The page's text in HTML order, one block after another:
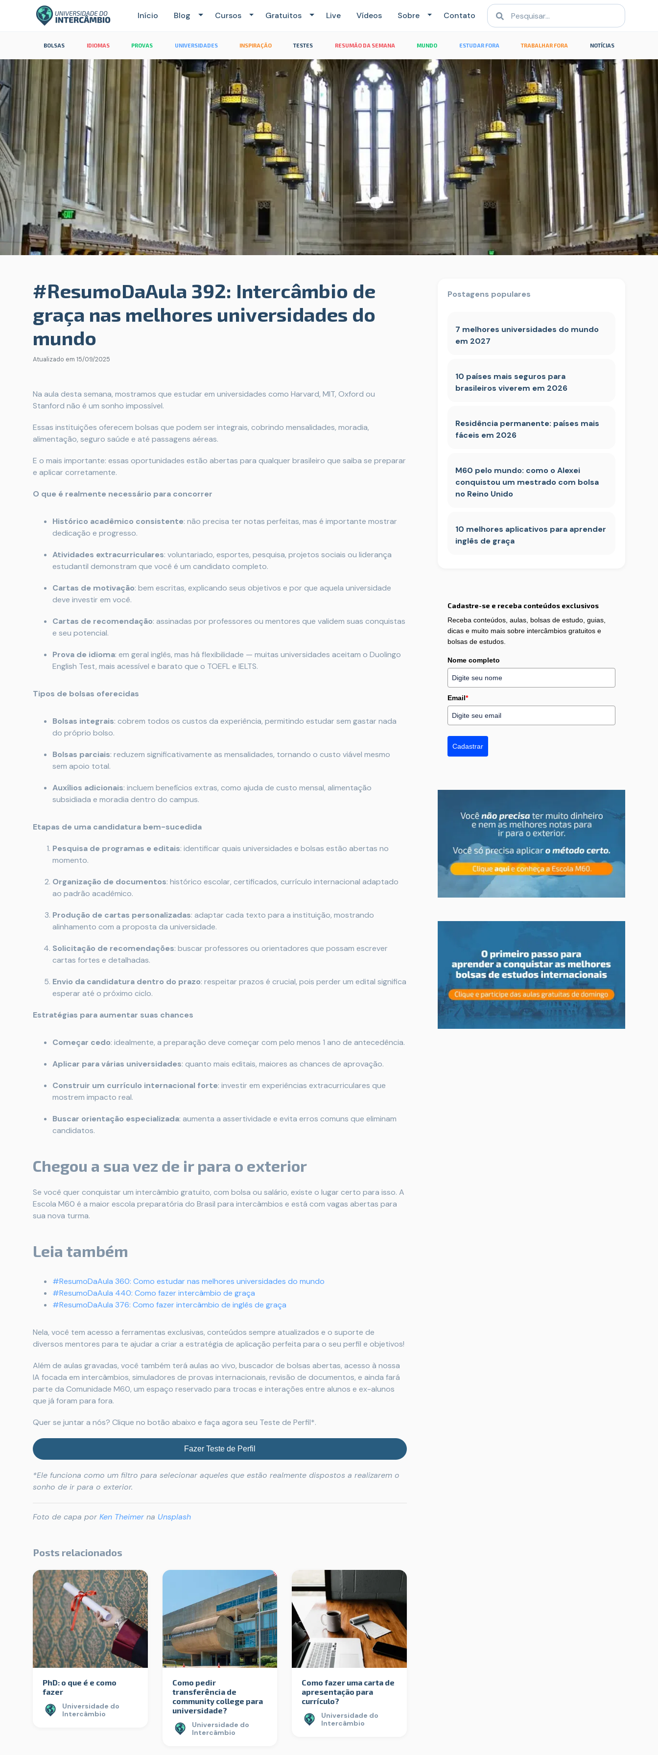
Início Blog Cursos Gratuitos Live Vídeos Sobre Contato
BOLSAS IDIOMAS PROVAS UNIVERSIDADES INSPIRAÇÃO TESTES RESUMÃO DA SEMANA MUNDO ESTUDAR FORA TRABALHAR FORA NOTÍCIAS
#ResumoDaAula 392: Intercâmbio de
graça nas melhores universidades do
mundo
Atualizado em 15/09/2025
Na aula desta semana, mostramos que estudar em universidades como Harvard, MIT, Oxford ou
Stanford não é um sonho impossível.
Essas instituições oferecem bolsas que podem ser integrais, cobrindo mensalidades, moradia,
alimentação, seguro saúde e até passagens aéreas.
E o mais importante: essas oportunidades estão abertas para qualquer brasileiro que saiba se preparar
e aplicar corretamente.
O que é realmente necessário para concorrer
Histórico acadêmico consistente: não precisa ter notas perfeitas, mas é importante mostrar
dedicação e progresso.
Atividades extracurriculares: voluntariado, esportes, pesquisa, projetos sociais ou liderança
estudantil demonstram que você é um candidato completo.
Cartas de motivação: bem escritas, explicando seus objetivos e por que aquela universidade
deve investir em você.
Cartas de recomendação: assinadas por professores ou mentores que validem suas conquistas
e seu potencial.
Prova de idioma: em geral inglês, mas há flexibilidade — muitas universidades aceitam o Duolingo
English Test, mais acessível e barato que o TOEFL e IELTS.
Tipos de bolsas oferecidas
Bolsas integrais: cobrem todos os custos da experiência, permitindo estudar sem gastar nada
do próprio bolso.
Bolsas parciais: reduzem significativamente as mensalidades, tornando o custo viável mesmo
sem apoio total.
Auxílios adicionais: incluem benefícios extras, como ajuda de custo mensal, alimentação
subsidiada e moradia dentro do campus.
Etapas de uma candidatura bem-sucedida
Pesquisa de programas e editais: identificar quais universidades e bolsas estão abertas no
momento.
Organização de documentos: histórico escolar, certificados, currículo internacional adaptado
ao padrão acadêmico.
Produção de cartas personalizadas: adaptar cada texto para a instituição, mostrando
alinhamento com a proposta da universidade.
Solicitação de recomendações: buscar professores ou orientadores que possam escrever
cartas fortes e detalhadas.
Envio da candidatura dentro do prazo: respeitar prazos é crucial, pois perder um edital significa
esperar até o próximo ciclo.
Estratégias para aumentar suas chances
Começar cedo: idealmente, a preparação deve começar com pelo menos 1 ano de antecedência.
Aplicar para várias universidades: quanto mais editais, maiores as chances de aprovação.
Construir um currículo internacional forte: investir em experiências extracurriculares que
mostrem impacto real.
Buscar orientação especializada: aumenta a assertividade e evita erros comuns que eliminam
candidatos.
Chegou a sua vez de ir para o exterior
Se você quer conquistar um intercâmbio gratuito, com bolsa ou salário, existe o lugar certo para isso. A
Escola M60 é a maior escola preparatória do Brasil para intercâmbios e está com vagas abertas para
sua nova turma.
Leia também
#ResumoDaAula 360: Como estudar nas melhores universidades do mundo
#ResumoDaAula 440: Como fazer intercâmbio de graça
#ResumoDaAula 376: Como fazer intercâmbio de inglês de graça
Nela, você tem acesso a ferramentas exclusivas, conteúdos sempre atualizados e o suporte de
diversos mentores para te ajudar a criar a estratégia de aplicação perfeita para o seu perfil e objetivos!
Além de aulas gravadas, você também terá aulas ao vivo, buscador de bolsas abertas, acesso à nossa
IA focada em intercâmbios, simuladores de provas internacionais, revisão de documentos, e ainda fará
parte da Comunidade M60, um espaço reservado para trocas e interações entre alunos e ex-alunos
que já foram para fora.
Quer se juntar a nós? Clique no botão abaixo e faça agora seu Teste de Perfil*.
Fazer Teste de Perfil
*Ele funciona como um filtro para selecionar aqueles que estão realmente dispostos a realizarem o
sonho de ir para o exterior.
Foto de capa por Ken Theimer na Unsplash
Posts relacionados
PhD: o que é e como
fazer
Universidade do
Intercâmbio
Como pedir
transferência de
community college para
universidade?
Universidade do
Intercâmbio
Como fazer uma carta de
apresentação para
currículo?
Universidade do
Intercâmbio
Postagens populares
7 melhores universidades do mundo
em 2027
10 países mais seguros para
brasileiros viverem em 2026
Residência permanente: países mais
fáceis em 2026
M60 pelo mundo: como o Alexei
conquistou um mestrado com bolsa
no Reino Unido
10 melhores aplicativos para aprender
inglês de graça
Cadastre-se e receba conteúdos exclusivos
Receba conteúdos, aulas, bolsas de estudo, guias,
dicas e muito mais sobre intercâmbios gratuitos e
bolsas de estudos.
Nome completo
Email*
Cadastrar